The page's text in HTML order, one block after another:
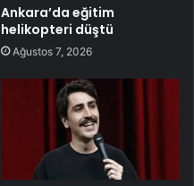
Ankara’da eğitim
helikopteri düştü
Ağustos 7, 2026